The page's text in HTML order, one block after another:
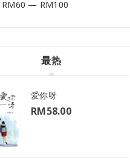
RM60 — RM100
最热
爱你呀
RM58.00